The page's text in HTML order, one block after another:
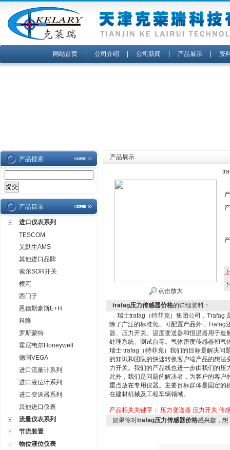
网站首页| 公司介绍 公司新闻 产品展示| 资
产品搜索
产品目录
进口仪表系列
TESCOM
艾默生AMS
其他进口品牌
索尔SOR开关
横河
西门子
恩德斯豪斯E+H
科隆
罗斯蒙特
霍尼韦尔Honeywell
德国VEGA
进口流量计系列
进口液位计系列
进口变送器系列
其他进口仪表
流量仪表系列
节流装置
物位液位仪表
产品展示
点击放大
trafag压力传感器价格的详细资料：
瑞士trafag（特菲克）集团公司，Trafag
除了广泛的标准化、可配置产品外，Trafag
器、压力开关、温度变送器和恒温器用于
处理系统、测试台等。气体密度传感器和
瑞士 trafag（特菲克）我们的目标是解决问
的知识和团队的快速转换客户端产品的想
力开关。我们的产品线也进一步由我们的
此外，我们是问题的解决者，为客户的客
重点放在专用仪器。主要目标群体是固定
在建材机械及工程车辆领域。
产品相关关键字： 压力变送器 压力开关 传
如果你对trafag压力传感器价格感兴趣，